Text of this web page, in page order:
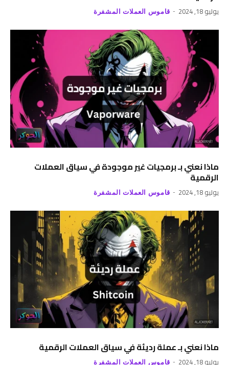
يوليو 18, 2024 قاموس العملات المشفرة
ماذا نعني بـ برمجيات غير موجودة في سياق العملات
الرقمية
يوليو 18, 2024 قاموس العملات المشفرة
ماذا نعني بـ عملة رديئة في سياق العملات الرقمية
يوليو 18, 2024 قاموس العملات المشفرة